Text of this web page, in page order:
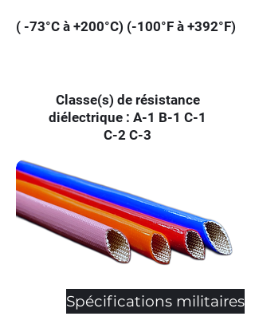
( -73°C à +200°C) (-100°F à +392°F)
Classe(s) de résistance
diélectrique : A-1 B-1 C-1
C-2 C-3
Spécifications militaires